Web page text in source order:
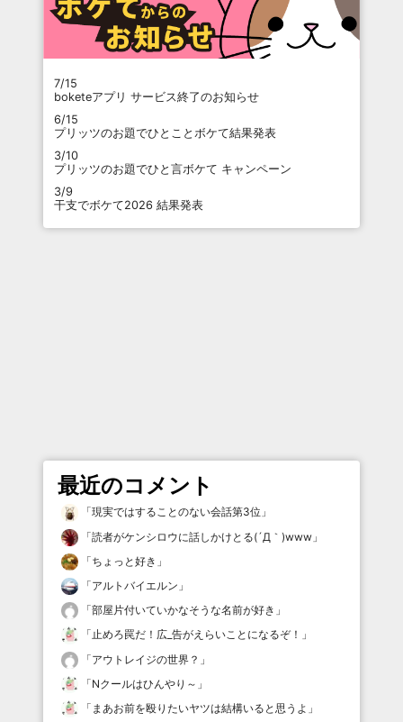
7/15
boketeアプリ サービス終了のお知らせ
6/15
プリッツのお題でひとことボケて結果発表
3/10
プリッツのお題でひと言ボケて キャンペーン
3/9
干支でボケて2026 結果発表
最近のコメント
「現実ではすることのない会話第3位 」
「読者がケンシロウに話しかけとる(´Д｀)www 」
「ちょっと好き 」
「アルトバイエルン 」
「部屋片付いていかなそうな名前が好き 」
「止めろ罠だ！広_告がえらいことになるぞ！ 」
「アウトレイジの世界？ 」
「Nクールはひんやり～ 」
「 まあお前を殴りたいヤツは結構いると思うよ 」